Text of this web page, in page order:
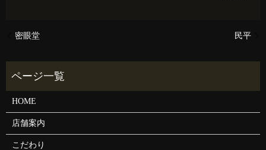
密眼堂 民平
HOME
店舗案内
こだわり